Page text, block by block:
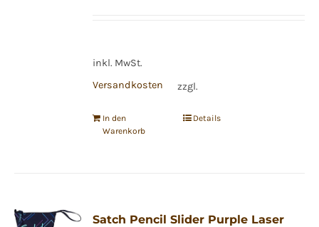
inkl. MwSt.
zzgl.
Versandkosten
In den
Warenkorb
Details
Satch Pencil Slider Purple Laser